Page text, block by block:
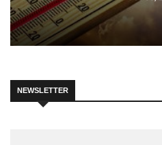
NEWSLETTER